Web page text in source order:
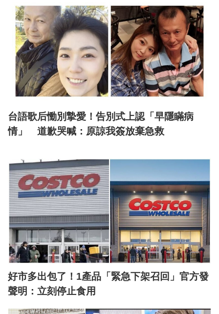
台語歌后慟別摯愛！告別式上認「早隱瞞病
情」 道歉哭喊：原諒我簽放棄急救
好市多出包了！1產品「緊急下架召回」官方發
聲明：立刻停止食用